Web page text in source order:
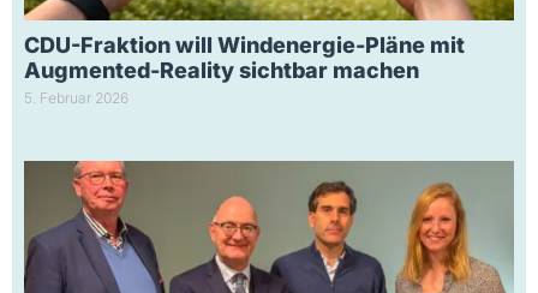
CDU-Fraktion will Windenergie-Pläne mit
Augmented-Reality sichtbar machen
5. Februar 2026